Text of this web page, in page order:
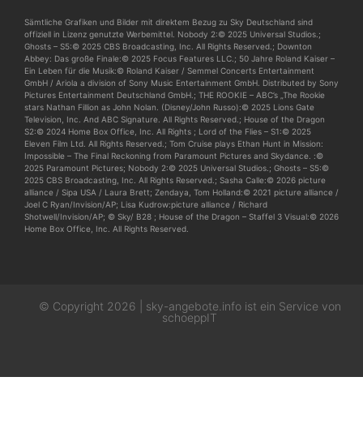
Sämtliche Grafiken und Bilder mit direktem Bezug zu Sky Deutschland sind
offiziell in Lizenz genutzte Werbemittel. Nobody 2:© 2025 Universal Studios.;
Ghosts – S5:© 2025 CBS Broadcasting, Inc. All Rights Reserved.; Downton
Abbey: Das große Finale:© 2025 Focus Features LLC.; 50 Jahre Roland Kaiser –
Ein Leben für die Musik:© Roland Kaiser / Semmel Concerts Entertainment
GmbH / Ariola a division of Sony Music Entertainment GmbH. Distributed by Sony
Pictures Entertainment Deutschland GmbH.; THE ROOKIE – ABC’s „The Rookie
stars Nathan Fillion as John Nolan. (Disney/John Russo):© 2025 Lions Gate
Television, Inc. And ABC Signature. All Rights Reserved.; House of the Dragon
S2:© 2024 Home Box Office, Inc. All Rights ; Lord of the Flies – S1:© 2025
Eleven Film Ltd. All Rights Reserved.; Tom Cruise plays Ethan Hunt in Mission:
Impossible – The Final Reckoning from Paramount Pictures and Skydance. :©
2025 Paramount Pictures; Nobody 2:© 2025 Universal Studios.; Ghosts – S5:©
2025 CBS Broadcasting, Inc. All Rights Reserved.; Sasha Calle:© 2026 picture
alliance / Sipa USA / Laura Brett; Zendaya, Tom Holland:© 2021 picture alliance /
Joel C Ryan/Invision/AP; Lisa Kudrow:picture alliance / Richard
Shotwell/Invision/AP; © Sky/ B28 ; House of the Dragon – Staffel 3 Visual:© 2026
Home Box Office, Inc. All Rights Reserved.
© Copyright 2026 | sky-angebote.info ist ein Service von
schoeppIT